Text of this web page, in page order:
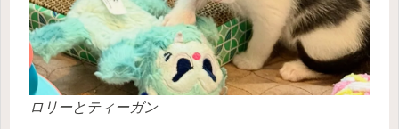
ロリーとティーガン